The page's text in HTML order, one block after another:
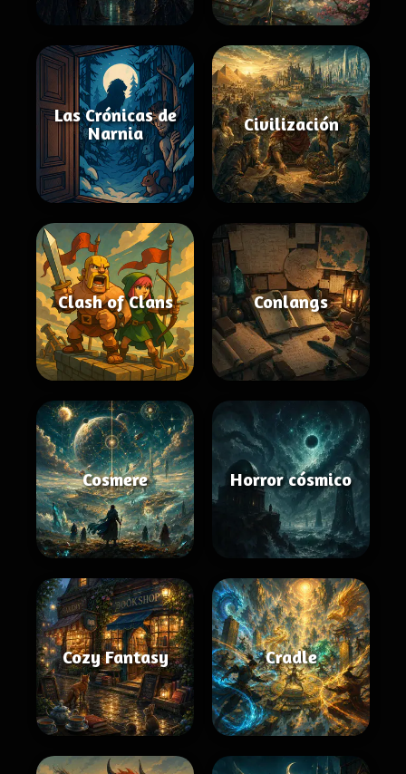
Las Crónicas de
Narnia
Civilización
Clash of Clans Conlangs
Cosmere Horror cósmico
Cozy Fantasy Cradle